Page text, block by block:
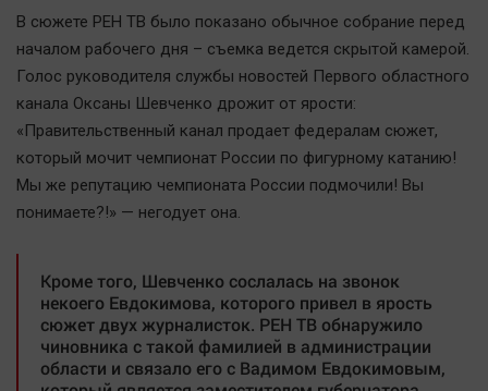
В сюжете РЕН ТВ было показано обычное собрание перед
началом рабочего дня – съемка ведется скрытой камерой.
Голос руководителя службы новостей Первого областного
канала Оксаны Шевченко дрожит от ярости:
«Правительственный канал продает федералам сюжет,
который мочит чемпионат России по фигурному катанию!
Мы же репутацию чемпионата России подмочили! Вы
понимаете?!» — негодует она.
Кроме того, Шевченко сослалась на звонок
некоего Евдокимова, которого привел в ярость
сюжет двух журналисток. РЕН ТВ обнаружило
чиновника с такой фамилией в администрации
области и связало его с Вадимом Евдокимовым,